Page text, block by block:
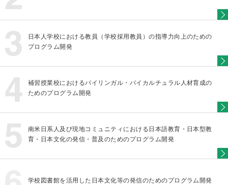
日本人学校における教員（学校採用教員）の指導力向上のための
プログラム開発
補習授業校におけるバイリンガル・バイカルチュラル人材育成の
ためのプログラム開発
南米日系人及び現地コミュニティにおける日本語教育・日本型教
育・日本文化の発信・普及のためのプログラム開発
学校図書館を活用した日本文化等の発信のためのプログラム開発